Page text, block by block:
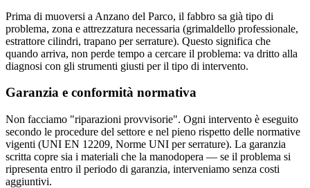
Prima di muoversi a Anzano del Parco, il fabbro sa già tipo di
problema, zona e attrezzatura necessaria (grimaldello professionale,
estrattore cilindri, trapano per serrature). Questo significa che
quando arriva, non perde tempo a cercare il problema: va dritto alla
diagnosi con gli strumenti giusti per il tipo di intervento.
Garanzia e conformità normativa
Non facciamo "riparazioni provvisorie". Ogni intervento è eseguito
secondo le procedure del settore e nel pieno rispetto delle normative
vigenti (UNI EN 12209, Norme UNI per serrature). La garanzia
scritta copre sia i materiali che la manodopera — se il problema si
ripresenta entro il periodo di garanzia, interveniamo senza costi
aggiuntivi.